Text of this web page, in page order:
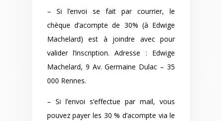
– Si l’envoi se fait par courrier, le
chèque d’acompte de 30% (à Edwige
Machelard) est à joindre avec pour
valider l’inscription. Adresse : Edwige
Machelard, 9 Av. Germaine Dulac – 35
000 Rennes.
– Si l’envoi s’effectue par mail, vous
pouvez payer les 30 % d’acompte via le